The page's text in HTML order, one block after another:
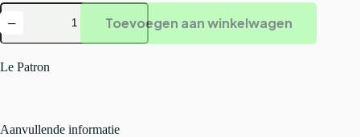
Le
Patron
Classic
brooklyn
Toevoegen aan winkelwagen
Le Patron
Aanvullende informatie